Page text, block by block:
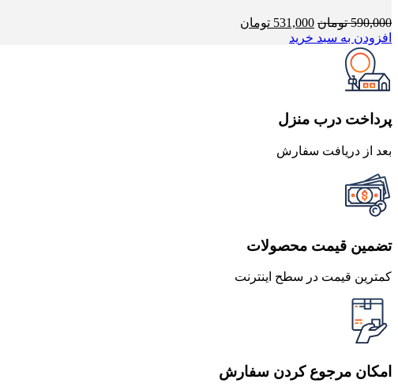
590,000 تومان قیمت
اصلی
531,000 تومان
افزودن به سبد خرید
پرداخت درب منزل
بعد از دریافت سفارش
تضمین قیمت محصولات
کمترین قیمت در سطح اینترنت
امکان مرجوع کردن سفارش